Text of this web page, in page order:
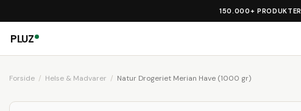
150.000+ PRODUKTER
PLUZ
Forside Helse & Madvarer Natur Drogeriet Merian Have (1000 gr)